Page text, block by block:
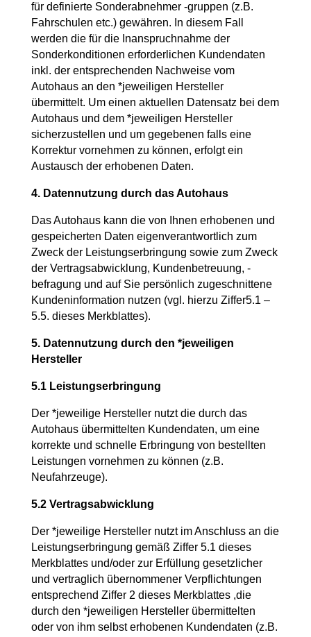
für definierte Sonderabnehmer -gruppen (z.B.
Fahrschulen etc.) gewähren. In diesem Fall
werden die für die Inanspruchnahme der
Sonderkonditionen erforderlichen Kundendaten
inkl. der entsprechenden Nachweise vom
Autohaus an den *jeweiligen Hersteller
übermittelt. Um einen aktuellen Datensatz bei dem
Autohaus und dem *jeweiligen Hersteller
sicherzustellen und um gegebenen falls eine
Korrektur vornehmen zu können, erfolgt ein
Austausch der erhobenen Daten.
4. Datennutzung durch das Autohaus
Das Autohaus kann die von Ihnen erhobenen und
gespeicherten Daten eigenverantwortlich zum
Zweck der Leistungserbringung sowie zum Zweck
der Vertragsabwicklung, Kundenbetreuung, -
befragung und auf Sie persönlich zugeschnittene
Kundeninformation nutzen (vgl. hierzu Ziffer5.1 –
5.5. dieses Merkblattes).
5. Datennutzung durch den *jeweiligen
Hersteller
5.1 Leistungserbringung
Der *jeweilige Hersteller nutzt die durch das
Autohaus übermittelten Kundendaten, um eine
korrekte und schnelle Erbringung von bestellten
Leistungen vornehmen zu können (z.B.
Neufahrzeuge).
5.2 Vertragsabwicklung
Der *jeweilige Hersteller nutzt im Anschluss an die
Leistungserbringung gemäß Ziffer 5.1 dieses
Merkblattes und/oder zur Erfüllung gesetzlicher
und vertraglich übernommener Verpflichtungen
entsprechend Ziffer 2 dieses Merkblattes ,die
durch den *jeweiligen Hersteller übermittelten
oder von ihm selbst erhobenen Kundendaten (z.B.